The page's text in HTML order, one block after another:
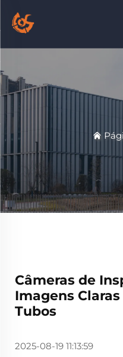
Câmeras de
Imagens
Tubos
2025-08-19 11:13:59